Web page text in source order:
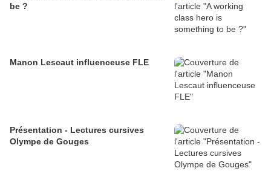
be ?
Manon Lescaut influenceuse FLE
Présentation - Lectures cursives
Olympe de Gouges